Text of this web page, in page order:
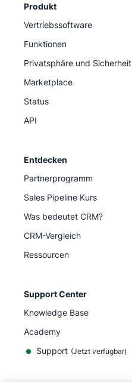
Produkt
Vertriebssoftware
Funktionen
Privatsphäre und Sicherheit
Marketplace
Status
API
Entdecken
Partnerprogramm
Sales Pipeline Kurs
Was bedeutet CRM?
CRM-Vergleich
Ressourcen
Support Center
Knowledge Base
Academy
Support (Jetzt verfügbar)